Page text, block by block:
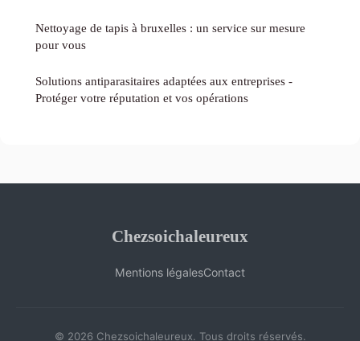
Nettoyage de tapis à bruxelles : un service sur mesure
pour vous
Solutions antiparasitaires adaptées aux entreprises -
Protéger votre réputation et vos opérations
Chezsoichaleureux
Mentions légalesContact
© 2026 Chezsoichaleureux. Tous droits réservés.